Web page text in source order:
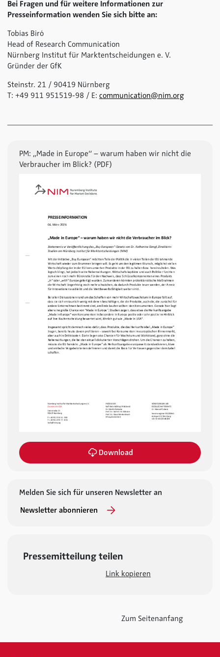
PM: „Made in Europe“ – warum haben wir nicht die
Verbraucher im Blick? (PDF)
Download
Melden Sie sich für unseren Newsletter an
Newsletter abonnieren
Bei Fragen und für weitere Informationen zur
Presseinformation wenden Sie sich bitte an:
Tobias Biró
Head of Research Communication
Nürnberg Institut für Marktentscheidungen e. V.
Gründer der GfK
Steinstr. 21 / 90419 Nürnberg
T: +49 911 951519-98 / E: communication@nim.org
Pressemitteilung teilen
Link kopieren
Zum Seitenanfang